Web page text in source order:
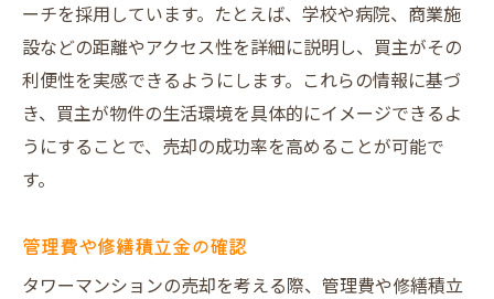
ーチを採用しています。たとえば、学校や病院、商業施
設などの距離やアクセス性を詳細に説明し、買主がその
利便性を実感できるようにします。これらの情報に基づ
き、買主が物件の生活環境を具体的にイメージできるよ
うにすることで、売却の成功率を高めることが可能で
す。
管理費や修繕積立金の確認
タワーマンションの売却を考える際、管理費や修繕積立